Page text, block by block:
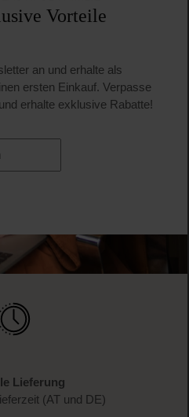
Vorteile
an und erhalte als
ersten Einkauf. Verpasse
erhalte exklusive Rabatte!
Lieferung
(AT und DE)